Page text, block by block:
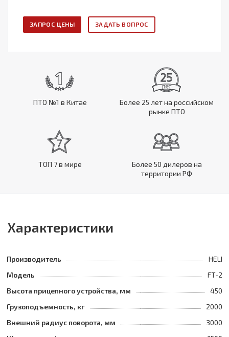
ЗАПРОС ЦЕНЫ ЗАДАТЬ ВОПРОС
ПТО №1 в Китае
Более 25 лет на российском
рынке ПТО
ТОП 7 в мире
Более 50 дилеров на
территории РФ
Характеристики
Производитель
HELI
Модель
FT-2
Высота прицепного устройства, мм
450
Грузоподъемность, кг
2000
Внешний радиус поворота, мм
3000